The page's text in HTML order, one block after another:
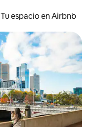
Tu espacio en Airbnb